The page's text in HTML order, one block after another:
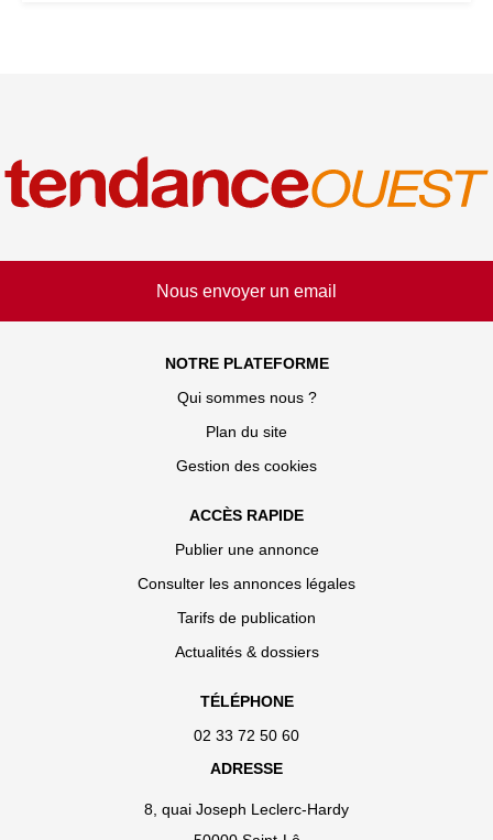
Nous envoyer un email
NOTRE PLATEFORME
Qui sommes nous ?
Plan du site
Gestion des cookies
ACCÈS RAPIDE
Publier une annonce
Consulter les annonces légales
Tarifs de publication
Actualités & dossiers
TÉLÉPHONE
02 33 72 50 60
ADRESSE
8, quai Joseph Leclerc-Hardy